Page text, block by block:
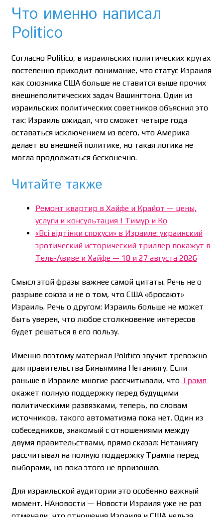
Что именно написал
Politico
Согласно Politico, в израильских политических кругах
постепенно приходит понимание, что статус Израиля
как союзника США больше не ставится выше прочих
внешнеполитических задач Вашингтона. Один из
израильских политических советников объяснил это
так: Израиль ожидал, что сможет четыре года
оставаться исключением из всего, что Америка
делает во внешней политике, но такая логика не
могла продолжаться бесконечно.
Читайте также
Ремонт квартир в Хайфе и Крайот — цены,
услуги и консультация | Тимур и Ко
«Всі відтінки спокуси» в Израиле: украинский
эротический исторический триллер покажут в
Тель-Авиве и Хайфе — 18 и 27 августа 2026
Смысл этой фразы важнее самой цитаты. Речь не о
разрыве союза и не о том, что США «бросают»
Израиль. Речь о другом: Израиль больше не может
быть уверен, что любое столкновение интересов
будет решаться в его пользу.
Именно поэтому материал Politico звучит тревожно
для правительства Биньямина Нетаниягу. Если
раньше в Израиле многие рассчитывали, что Трамп
окажет полную поддержку перед будущими
политическими развязками, теперь, по словам
источников, такого автоматизма пока нет. Один из
собеседников, знакомый с отношениями между
двумя правительствами, прямо сказал: Нетаниягу
рассчитывал на полную поддержку Трампа перед
выборами, но пока этого не произошло.
Для израильской аудитории это особенно важный
момент. НАновости — Новости Израиля уже не раз